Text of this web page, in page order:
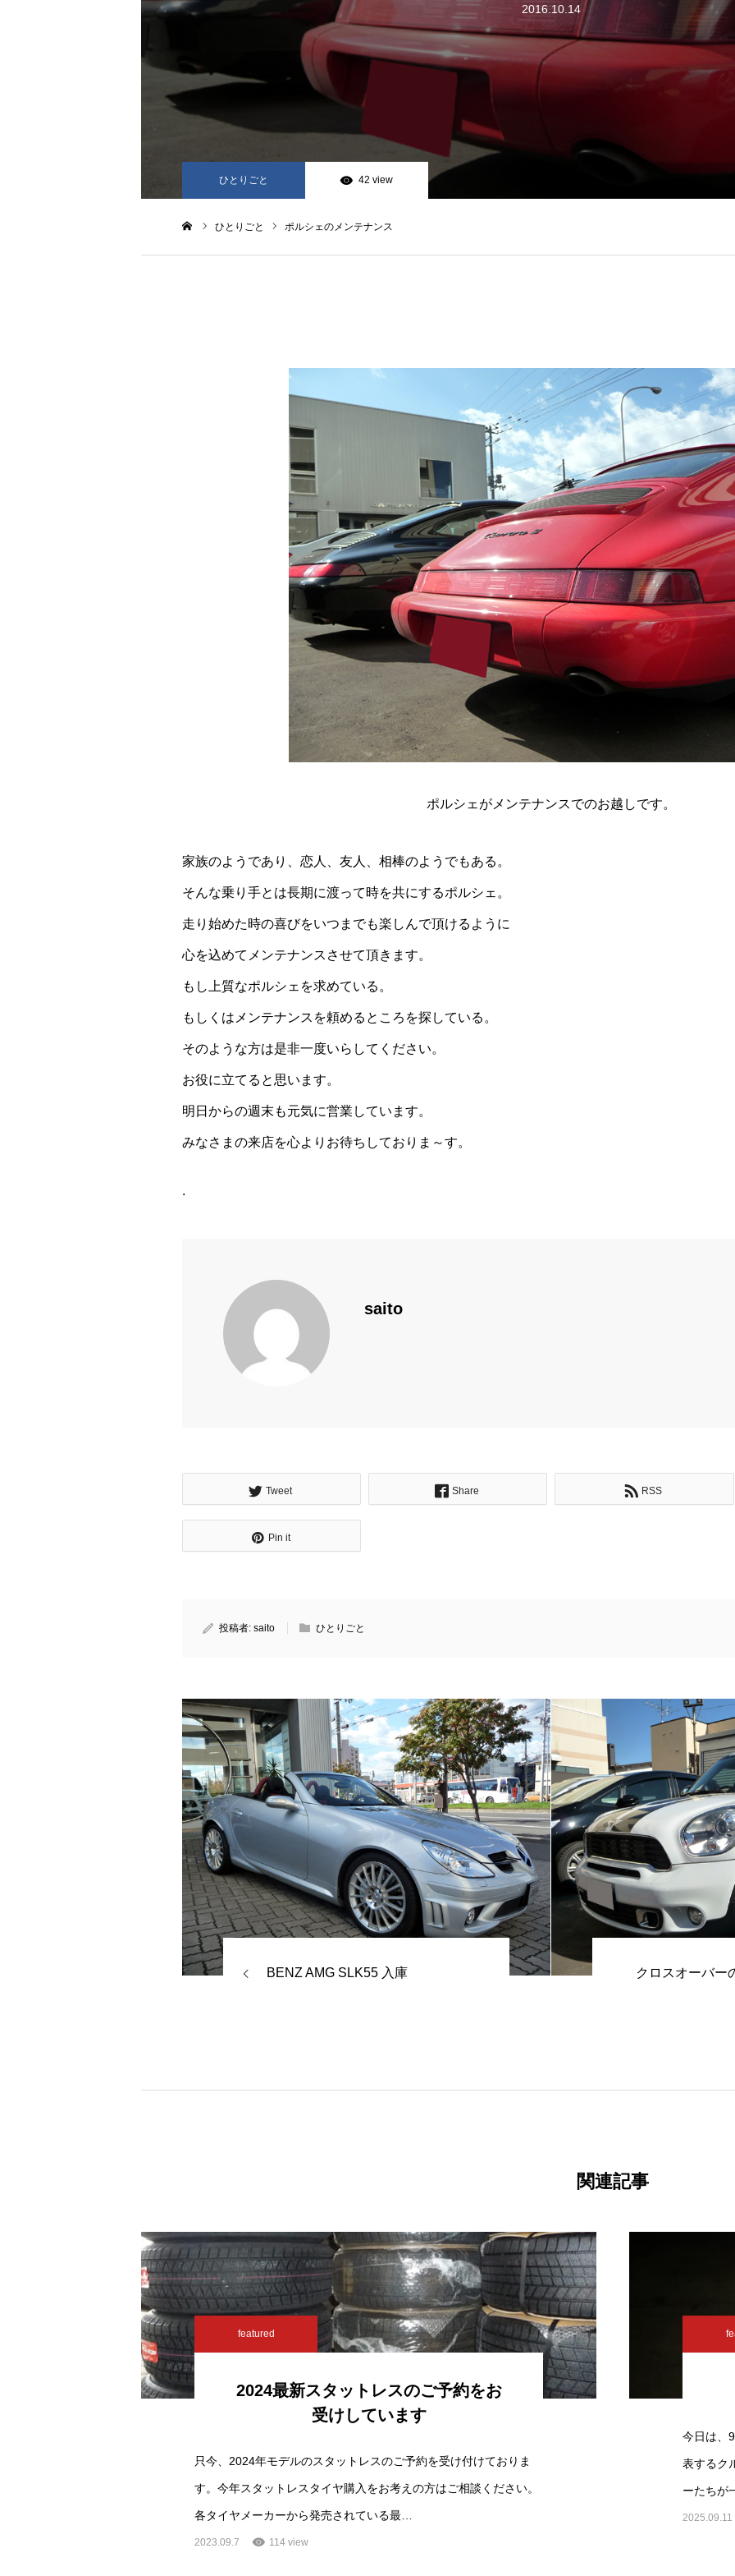
2016.10.14
ひとりごと 42 view
ひとりごと ポルシェのメンテナンス
ポルシェがメンテナンスでのお越しです。
家族のようであり、恋人、友人、相棒のようでもある。
そんな乗り手とは長期に渡って時を共にするポルシェ。
走り始めた時の喜びをいつまでも楽しんで頂けるように
心を込めてメンテナンスさせて頂きます。
もし上質なポルシェを求めている。
もしくはメンテナンスを頼めるところを探している。
そのような方は是非一度いらしてください。
お役に立てると思います。
明日からの週末も元気に営業しています。
みなさまの来店を心よりお待ちしておりま～す。
.
saito
Tweet Share RSS
Pin it
投稿者: saito ひとりごと
BENZ AMG SLK55 入庫 クロスオーバー
関連記事
featured
2024最新スタットレスのご予約をお
受けしています
只今、2024年モデルのスタットレスのご予約を受け付けておりま
す。今年スタットレスタイヤ購入をお考えの方はご相談ください。
各タイヤメーカーから発売されている最…
2023.09.7 114 view
今日は、
表するク
ーたちが
2025.09.11